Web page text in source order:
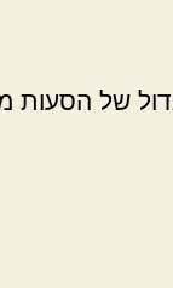
של